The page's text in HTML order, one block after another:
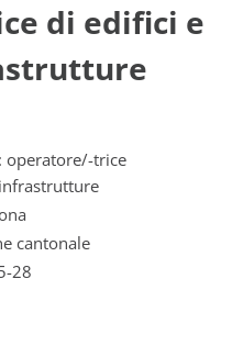
di edifici e
operatore/-trice
cantonale
28